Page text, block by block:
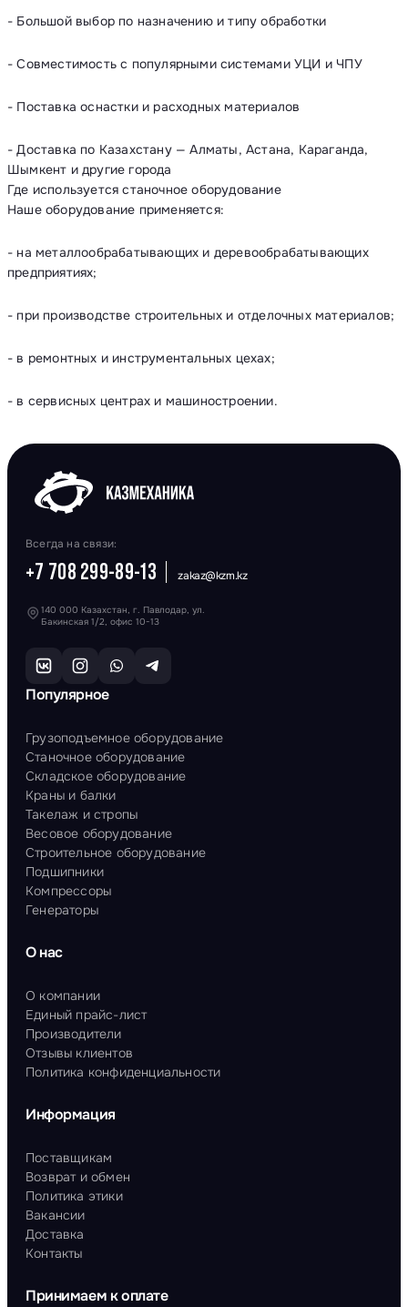
- Большой выбор по назначению и типу обработки
- Совместимость с популярными системами УЦИ и ЧПУ
- Поставка оснастки и расходных материалов
- Доставка по Казахстану — Алматы, Астана, Караганда,
Шымкент и другие города
Где используется станочное оборудование
Наше оборудование применяется:
- на металлообрабатывающих и деревообрабатывающих
предприятиях;
- при производстве строительных и отделочных материалов;
- в ремонтных и инструментальных цехах;
- в сервисных центрах и машиностроении.
Всегда на связи:
+7 708 299-89-13 zakaz@kzm.kz
140 000 Казахстан, г. Павлодар, ул.
Бакинская 1/2, офис 10-13
Популярное
Грузоподъемное оборудование
Станочное оборудование
Складское оборудование
Краны и балки
Такелаж и стропы
Весовое оборудование
Строительное оборудование
Подшипники
Компрессоры
Генераторы
О нас
О компании
Единый прайс-лист
Производители
Отзывы клиентов
Политика конфиденциальности
Информация
Поставщикам
Возврат и обмен
Политика этики
Вакансии
Доставка
Контакты
Принимаем к оплате